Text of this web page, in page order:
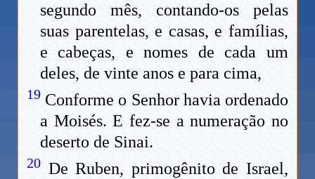
segundo mês, contando-os pelas
suas parentelas, e casas, e famílias,
e cabeças, e nomes de cada um
deles, de vinte anos e para cima,
19 Conforme o Senhor havia ordenado
a Moisés. E fez-se a numeração no
deserto de Sinai.
20 De Ruben, primogênito de Israel,